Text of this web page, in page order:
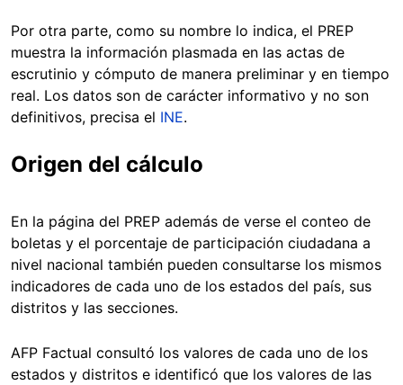
Por otra parte, como su nombre lo indica, el PREP
muestra la información plasmada en las actas de
escrutinio y cómputo de manera preliminar y en tiempo
real. Los datos son de carácter informativo y no son
definitivos, precisa el INE.
Origen del cálculo
En la página del PREP además de verse el conteo de
boletas y el porcentaje de participación ciudadana a
nivel nacional también pueden consultarse los mismos
indicadores de cada uno de los estados del país, sus
distritos y las secciones.
AFP Factual consultó los valores de cada uno de los
estados y distritos e identificó que los valores de las